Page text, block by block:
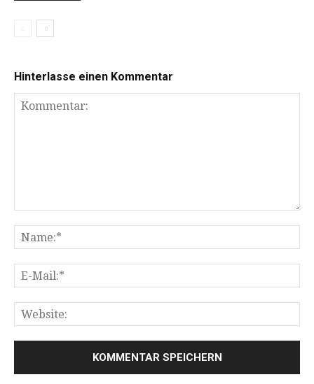
Hinterlasse einen Kommentar